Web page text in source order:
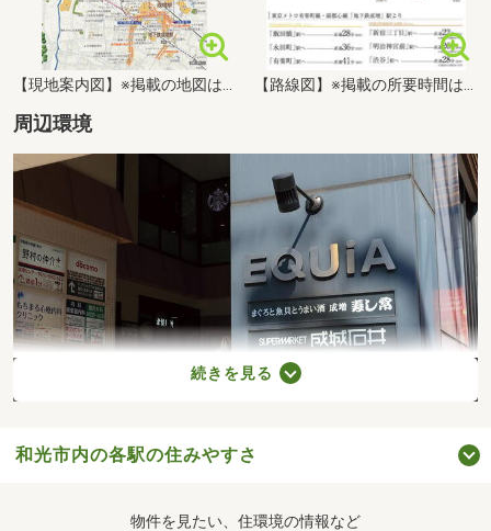
【現地案内図】※掲載の地図は一部道路・施設を抜粋して表記しています。 【路線図】※掲載の所要時間は待ち時間・乗り換え時間を含んだ通勤時（カッコ内は平常時）の目安であり、時間帯により多少異なります。※掲載の路線図は、一部路線・駅等を抜粋して表記しています。※掲載の情報は2025年6月現在のものです。
周辺環境
続きを見る
和光市内の各駅の住みやすさ
物件を見たい、住環境の情報など